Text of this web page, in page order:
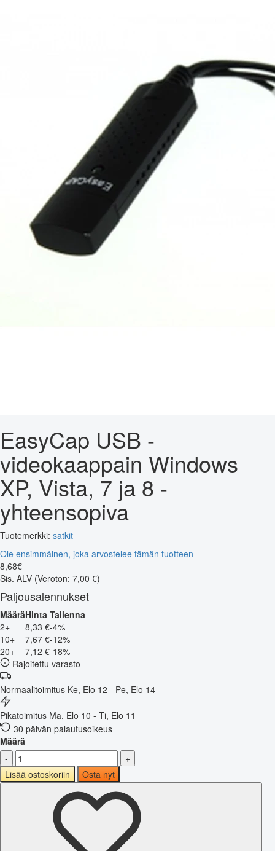
EasyCap USB -
videokaappain Windows
XP, Vista, 7 ja 8 -
yhteensopiva
Tuotemerkki: satkit
Ole ensimmäinen, joka arvostelee tämän tuotteen
8,68€
Sis. ALV (Veroton: 7,00 €)
Paljousalennukset
MääräHinta Tallenna
2+
8,33 €-4%
10+
7,67 €-12%
20+
7,12 €-18%
Rajoitettu varasto
Normaalitoimitus Ke, Elo 12 - Pe, Elo 14
Pikatoimitus Ma, Elo 10 - Ti, Elo 11
30 päivän palautusoikeus
Määrä
-
+
Lisää ostoskoriin
Osta nyt